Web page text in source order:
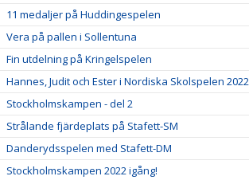
11 medaljer på Huddingespelen
Vera på pallen i Sollentuna
Fin utdelning på Kringelspelen
Hannes, Judit och Ester i Nordiska Skolspelen 2022
Stockholmskampen - del 2
Strålande fjärdeplats på Stafett-SM
Danderydsspelen med Stafett-DM
Stockholmskampen 2022 igång!